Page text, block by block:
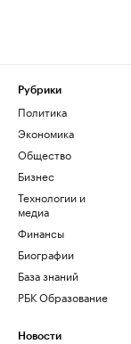
Рубрики
Политика
Экономика
Общество
Бизнес
Технологии и
медиа
Финансы
Биографии
База знаний
РБК Образование
Новости